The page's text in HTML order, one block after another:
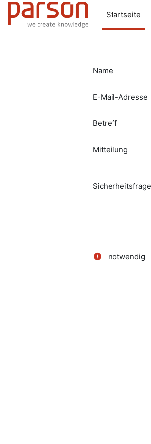
Zum Hauptinhalt
Startseite
Name
E-Mail-Adresse
Betreff
Mitteilung
Sicherheitsfrage
notwendig